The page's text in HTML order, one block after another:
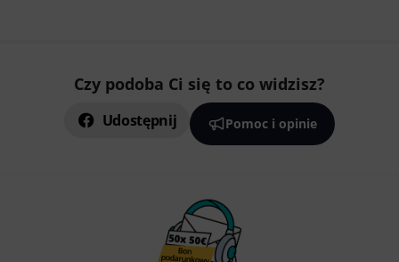
Czy podoba Ci się to co widzisz?
Udostępnij Pomoc i opinie